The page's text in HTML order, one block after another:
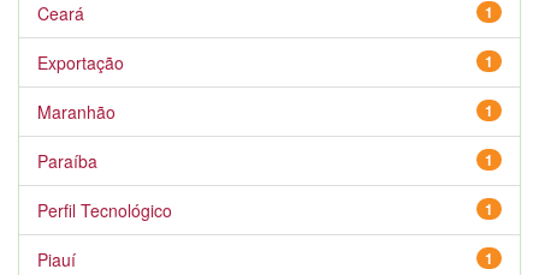
1
Ceará
1
Exportação
1
Maranhão
1
Paraíba
1
Perfil Tecnológico
1
Piauí